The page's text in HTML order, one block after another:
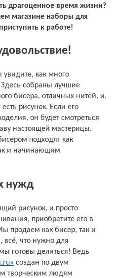
драгоценное время жизни?
магазине наборы для
к работе!
увидите, как много
собраны лучшие
бисера, отличных нитей, и,
рисунок. Если его
он будет смотреться
настоящей мастерицы.
подходят как
и начинающим
нужд
рисунок, и просто
приобретите его в
продаем как бисер, так и
что нужно для
готовы делиться! Ведь
создан по двум
творческим людям